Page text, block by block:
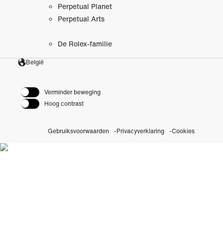
Perpetual Planet
Perpetual Arts
De Rolex-familie
België
Verminder beweging
Hoog contrast
Gebruiksvoorwaarden Privacyverklaring Cookies